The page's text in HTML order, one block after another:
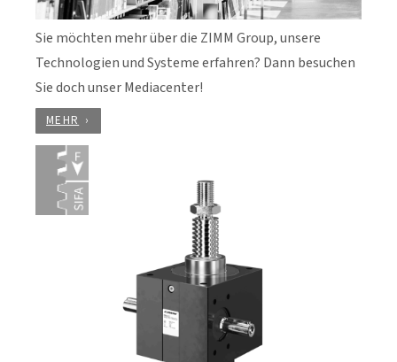
Sie möchten mehr über die ZIMM Group, unsere
Technologien und Systeme erfahren? Dann besuchen
Sie doch unser Mediacenter!
MEHR